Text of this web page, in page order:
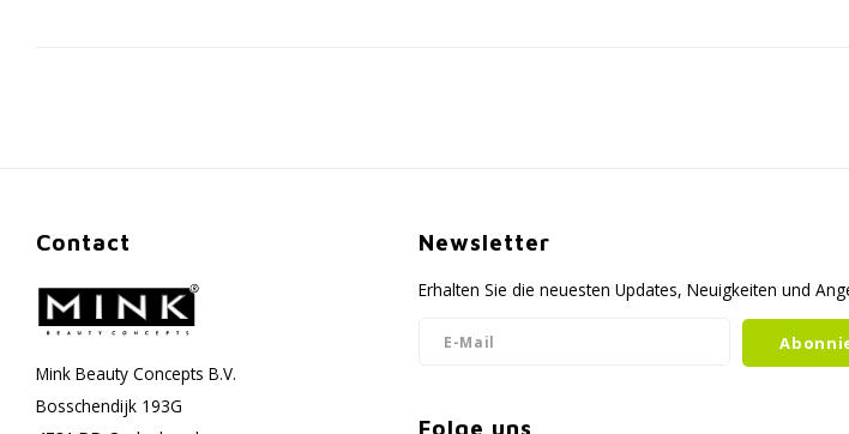
Contact
Mink Beauty Concepts B.V.
Bosschendijk 193G
Newsletter
Erhalten Sie die neuesten Updates, Neuigkeiten und
Folge uns